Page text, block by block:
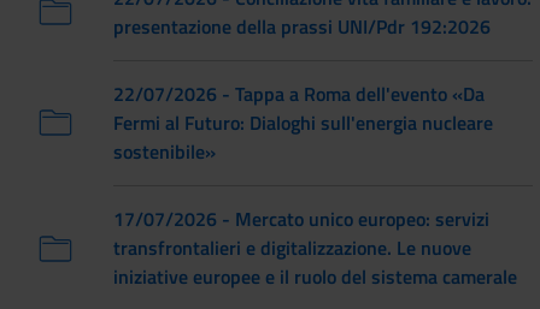
presentazione della prassi UNI/Pdr 192:2026
22/07/2026 - Tappa a Roma dell'evento «Da
Fermi al Futuro: Dialoghi sull'energia nucleare
sostenibile»
17/07/2026 - Mercato unico europeo: servizi
transfrontalieri e digitalizzazione. Le nuove
iniziative europee e il ruolo del sistema camerale